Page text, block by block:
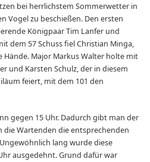
bei herrlichstem Sommerwetter in
Vogel zu beschießen. Den ersten
Königpaar Tim Lanfer und
dem 57 Schuss fiel Christian Minga,
Major Markus Walter holte mit
und Karsten Schulz, der in diesem
feiert, mit dem 101 den
gegen 15 Uhr. Dadurch gibt man der
die Wartenden die entsprechenden
lang wurde diese
ausgedehnt. Grund dafür war